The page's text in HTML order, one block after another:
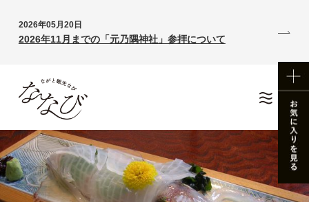
2026年05月20日
2026年11月までの「元乃隅神社」参拝について